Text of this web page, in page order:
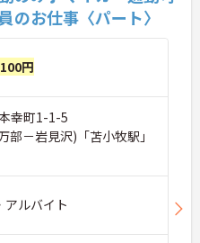
お仕事〈パート〉
円
幸町1-1-5
部－岩見沢)「苫小牧駅」
アルバイト